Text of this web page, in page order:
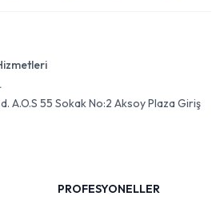
A.O.S 55 Sokak No:2 Aksoy Plaza Giriş
PROFESYONELLER